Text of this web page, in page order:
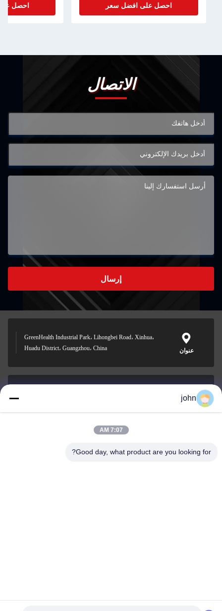
احصل على افضل سعر احصل
الاتصال
إرسال
عنوان
GreenHealth Industrial Park، Lihongbei Road، Xinhua،
Huadu District، Guangzhou، China
بريد إلكتروني
0086-153-7406-6785
john
7:07 AM
Good day, what product are you looking for?